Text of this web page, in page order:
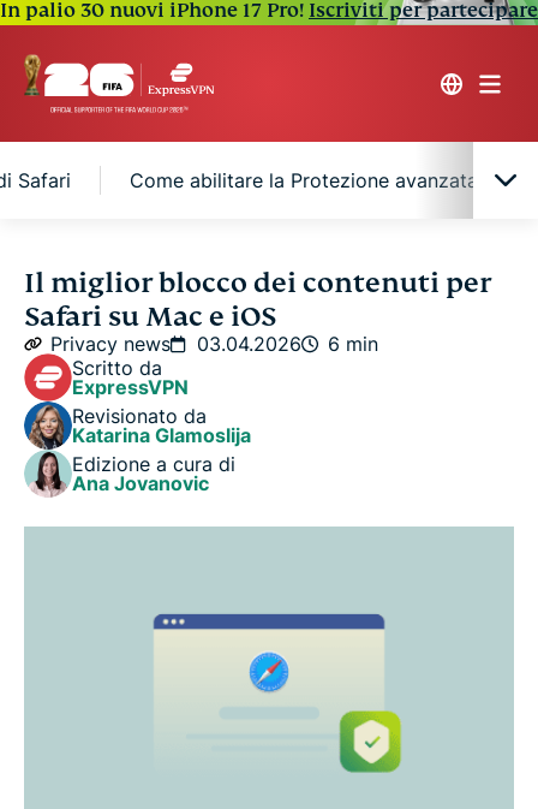
In palio 30 nuovi iPhone 17 Pro! Iscriviti per partecipare
Safari Come abilitare la Protezione avanzata su
Cosa sono i blocchi dei contenuti in Safari?
Che cos’è la Protezione avanzata di ExpressVPN?
Protezione avanzata vs. blocchi dei contenuti
standard di Safari
Come abilitare la Protezione avanzata su Mac e
iOS
semplice blocco dei contenuti
FAQ: il miglior blocco dei contenuti per Safari su
Il miglior blocco dei contenuti per
Safari su Mac e iOS
Privacy news 03.04.2026
6 min
Scritto da
ExpressVPN
Revisionato da
Katarina Glamoslija
Edizione a cura di
Ana Jovanovic